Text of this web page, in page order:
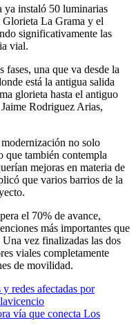
ya instaló 50 luminarias
La Grama y el
significativamente las
vial.
fases, una que va desde la
está la antigua salida
glorieta hasta el antiguo
Rodriguez Arias,
no solo
que también contempla
mejoras en materia de
que varios barrios de la
el 70% de avance,
más importantes que
vez finalizadas las dos
viales completamente
de movilidad.
redes afectadas por
vía que conecta Los